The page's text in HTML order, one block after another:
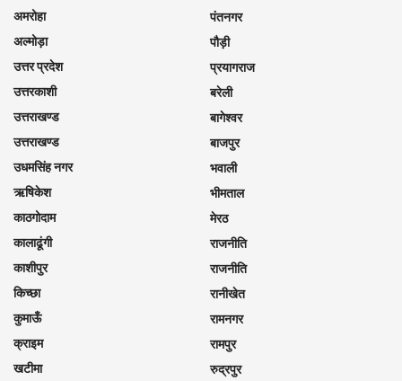
अमरोहा
अल्मोड़ा
उत्तर प्रदेश
उत्तरकाशी
उत्तराखण्ड
उत्तराखण्ड
उधमसिंह नगर
ऋषिकेश
काठगोदाम
कालाढूंगी
काशीपुर
किच्छा
कुमाऊँ
क्राइम
खटीमा
पंतनगर
पौड़ी
प्रयागराज
बरेली
बागेश्वर
बाजपुर
भवाली
भीमताल
मेरठ
राजनीति
राजनीति
रानीखेत
रामनगर
रामपुर
रुद्रपुर